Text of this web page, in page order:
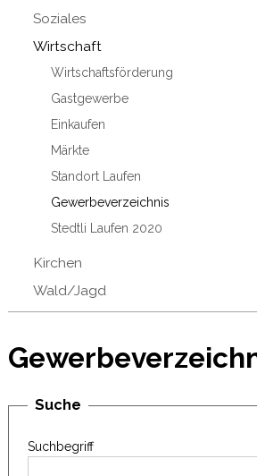
Soziales
Wirtschaft
Wirtschaftsförderung
Gastgewerbe
Einkaufen
Märkte
Standort Laufen
Gewerbeverzeichnis
Stedtli Laufen 2020
Kirchen
Wald/Jagd
Suche
Suchbegriff